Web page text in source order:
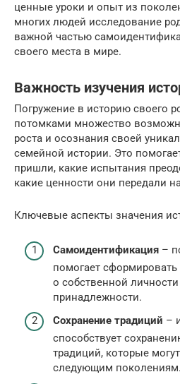
ценные уроки и опыт из
многих людей исследование
важной частью
своего места в мире.
Важность изучения
Погружение в историю своего
потомками множество
роста и осознания своей
семейной истории. Это
пришли, какие испытания
какие ценности они передали
Ключевые аспекты значения
Самоидентификация –
помогает сформировать
о собственной личности
принадлежности.
Сохранение традиций –
способствует
традиций, которые
следующим поколениям.